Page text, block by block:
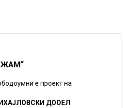
е проект на
ДООЕЛ